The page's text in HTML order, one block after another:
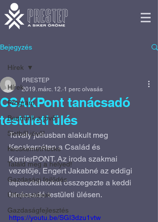
Bejegyzés
Hírek
Program
Bennünk a jövő
5letből jövő!
KecskemétRocks
Találd meg a helyed!
Gazdasági fejlődés
Útfejlesztések
Gazdaságfejlesztés
Hírek
CSAKPont tanácsadó
testületi ülés
PRESTEP
2019. márc. 12. 1 perc olvasás
Tavaly júliusban alakult meg
Kecskeméten a Család és
KarrierPONT. Az iroda szakmai
vezetője, Engert Jakabné az eddigi
tapasztalatokat összegezte a keddi
tanácsadó testületi ülésen.
https://youtu.be/SGI3dzu1vtw